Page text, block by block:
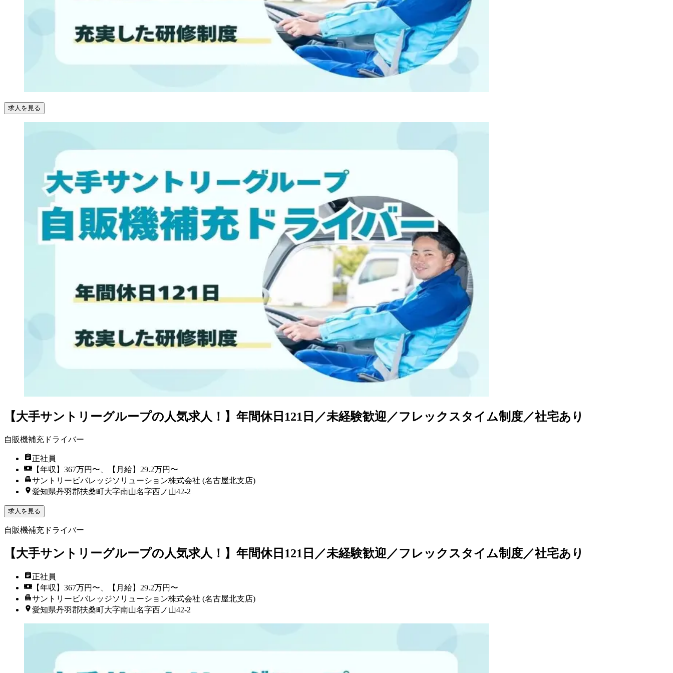
求人を見る
【大手サントリーグループの人気求人！】年間休日121日／未経験歓迎／フレックスタイム制度／社宅あり
自販機補充ドライバー
正社員
【年収】367万円〜、【月給】29.2万円〜
サントリービバレッジソリューション株式会社 (名古屋北支店)
愛知県丹羽郡扶桑町大字南山名字西ノ山42-2
求人を見る
自販機補充ドライバー
【大手サントリーグループの人気求人！】年間休日121日／未経験歓迎／フレックスタイム制度／社宅あり
正社員
【年収】367万円〜、【月給】29.2万円〜
サントリービバレッジソリューション株式会社 (名古屋北支店)
愛知県丹羽郡扶桑町大字南山名字西ノ山42-2